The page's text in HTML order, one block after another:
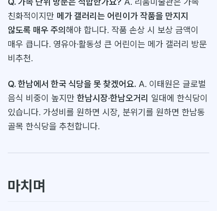
친화적이지만 메가 갤러리는 어린이가 작품을 만지지
않도록 매우 주의해야 합니다. 작품 손상 시 보상 금액이
매우 큽니다. 영유아·활동성 큰 어린이는 메가 갤러리 방문
비추천.
Q. 한남에서 한국 식당을 못 찾겠어요. A. 이태원은 글로벌
음식 비중이 높지만 한남시장·한남오거리 일대에 한식당이
있습니다. 가성비를 원하면 시장, 분위기를 원하면 한남동
골목 한식당을 추천합니다.
마치며